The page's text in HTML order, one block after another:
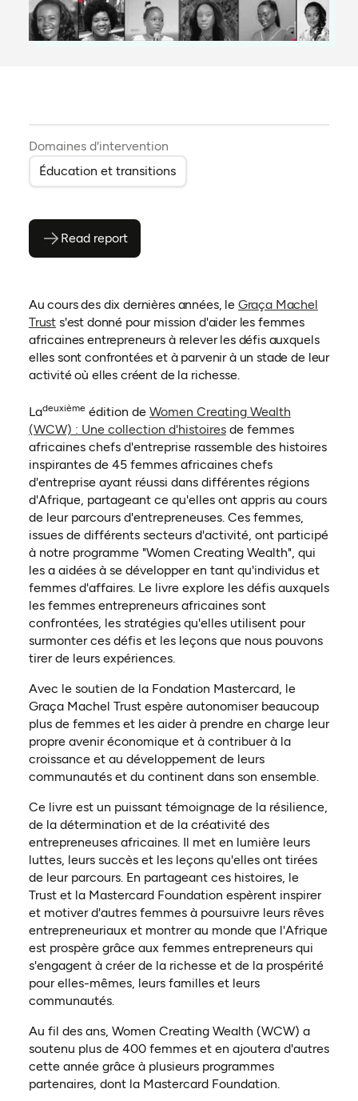
Domaines d'intervention
Éducation et transitions
Read report(ouvre en PDF)
(ouvre dans un nouvel onglet)
Au cours des dix dernières années, le Graça Machel
Trust(ouvre dans un nouvel onglet)
s'est donné pour mission d'aider les femmes
africaines entrepreneurs à relever les défis auxquels
elles sont confrontées et à parvenir à un stade de leur
activité où elles créent de la richesse.
Ladeuxièmeédition de Women Creating Wealth
(WCW) : Une collection d'histoires(ouvre dans un nouvel
de femmes
africaines chefs d'entreprise rassemble des histoires
inspirantes de 45 femmes africaines chefs
d'entreprise ayant réussi dans différentes régions
d'Afrique, partageant ce qu'elles ont appris au cours
de leur parcours d'entrepreneuses. Ces femmes,
issues de différents secteurs d'activité, ont participé
à notre programme "Women Creating Wealth", qui
les a aidées à se développer en tant qu'individus et
femmes d'affaires. Le livre explore les défis auxquels
les femmes entrepreneurs africaines sont
confrontées, les stratégies qu'elles utilisent pour
surmonter ces défis et les leçons que nous pouvons
tirer de leurs expériences.
Avec le soutien de la Fondation Mastercard, le
Graça Machel Trust espère autonomiser beaucoup
plus de femmes et les aider à prendre en charge leur
propre avenir économique et à contribuer à la
croissance et au développement de leurs
communautés et du continent dans son ensemble.
Ce livre est un puissant témoignage de la résilience,
de la détermination et de la créativité des
entrepreneuses africaines. Il met en lumière leurs
luttes, leurs succès et les leçons qu'elles ont tirées
de leur parcours. En partageant ces histoires, le
Trust et la Mastercard Foundation espèrent inspirer
et motiver d'autres femmes à poursuivre leurs rêves
entrepreneuriaux et montrer au monde que l'Afrique
est prospère grâce aux femmes entrepreneurs qui
s'engagent à créer de la richesse et de la prospérité
pour elles-mêmes, leurs familles et leurs
communautés.
Au fil des ans, Women Creating Wealth (WCW) a
soutenu plus de 400 femmes et en ajoutera d'autres
cette année grâce à plusieurs programmes
partenaires, dont la Mastercard Foundation.